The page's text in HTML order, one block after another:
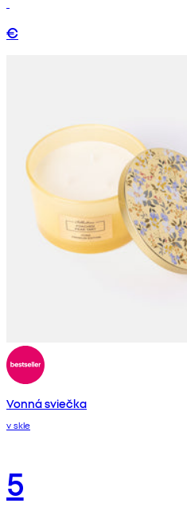
€
Vonná sviečka
v skle
5